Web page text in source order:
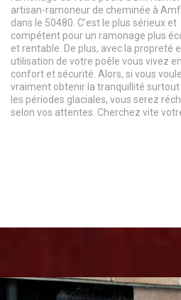
artisan-ramoneur de cheminée à
dans le 50480. C’est le plus sérieux et
compétent pour un ramonage plus
et rentable. De plus, avec la propreté
utilisation de votre poêle vous vivez
confort et sécurité. Alors, si vous
vraiment obtenir la tranquillité
les périodes glaciales, vous serez
selon vos attentes. Cherchez vite